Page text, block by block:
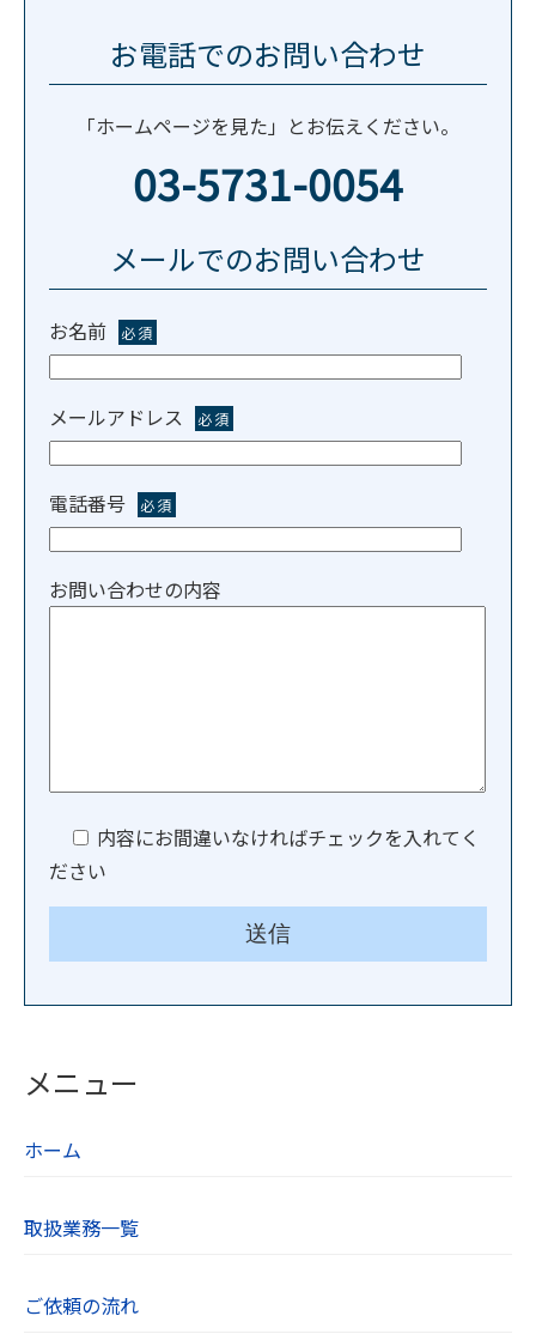
お電話でのお問い合わせ
「ホームページを見た」とお伝えください。
03-5731-0054
メールでのお問い合わせ
お名前 必須
メールアドレス 必須
電話番号 必須
お問い合わせの内容
内容にお間違いなければチェックを入れてく
ださい
メニュー
ホーム
取扱業務一覧
ご依頼の流れ